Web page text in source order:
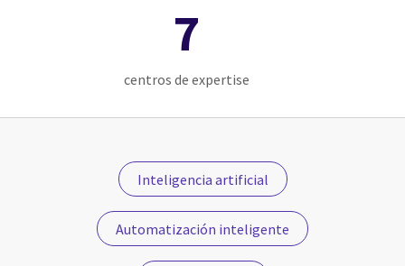
7
centros de expertise
Inteligencia artificial
Automatización inteligente